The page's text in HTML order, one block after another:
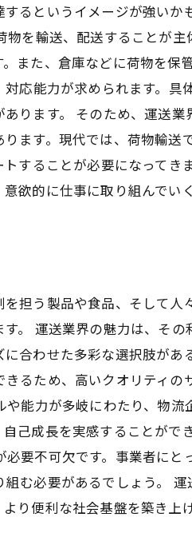
るというイメージが強いか
を輸送、配送することが主
また、倉庫などに荷物を保
応能力が求められます。具
ります。 そのため、運送業
ます。現代では、荷物輸送
することが必要になってき
欲的に仕事に取り組んでい
担う製品や食品、そして人
。 運送業界の魅力は、その
合わせた多彩な選択肢があ
るため、高いクオリティの
能力が多岐にわたり、物流
己成長を実感することがで
要不可欠です。事業者にと
む必要があるでしょう。 運
り便利な社会基盤を築き上